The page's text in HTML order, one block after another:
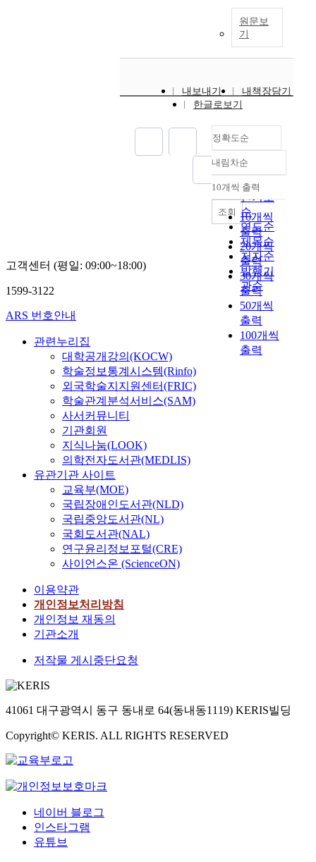
원문보
기
내보내기
내책장담기
한글로보기
정확도순
정확도
순
인기도
순
연도순
제목순
저자순
발행기
관순
내림차순
내림차순
10개씩 출력
10개씩
출력
20개씩
출력
30개씩
출력
50개씩
출력
100개씩
출력
조회
고객센터 (평일: 09:00~18:00)
1599-3122
ARS 번호안내
관련누리집
대학공개강의(KOCW)
학술정보통계시스템(Rinfo)
외국학술지지원센터(FRIC)
학술관계분석서비스(SAM)
사서커뮤니티
기관회원
지식나눔(LOOK)
의학전자도서관(MEDLIS)
유관기관 사이트
교육부(MOE)
국립장애인도서관(NLD)
국립중앙도서관(NL)
국회도서관(NAL)
연구윤리정보포털(CRE)
사이언스온 (ScienceON)
이용약관
개인정보처리방침
개인정보 재동의
기관소개
저작물 게시중단요청
41061 대구광역시 동구 동내로 64(동내동1119) KERIS빌딩
Copyright© KERIS. ALL RIGHTS RESERVED
네이버 블로그
인스타그램
유튜브